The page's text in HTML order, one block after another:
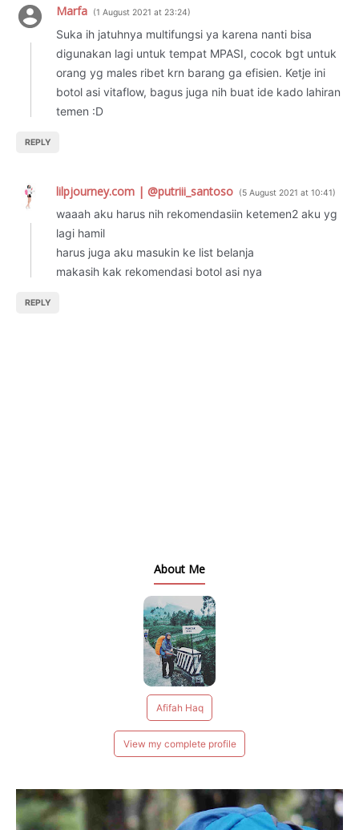
Marfa 1 August 2021 at 23:24
Suka ih jatuhnya multifungsi ya karena nanti bisa
digunakan lagi untuk tempat MPASI, cocok bgt untuk
orang yg males ribet krn barang ga efisien. Ketje ini
botol asi vitaflow, bagus juga nih buat ide kado lahiran
temen :D
REPLY
lilpjourney.com | @putriii_santoso 5 August 2021 at 10:41
waaah aku harus nih rekomendasiin ketemen2 aku yg
lagi hamil
harus juga aku masukin ke list belanja
makasih kak rekomendasi botol asi nya
REPLY
About Me
Afifah Haq
View my complete profile